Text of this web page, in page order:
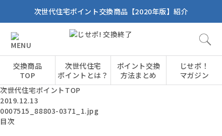
次世代住宅ポイント交換商品【2020年版】紹介
交換商品
TOP
次世代住宅
ポイントとは？
ポイント交換
方法まとめ
じせポ！
マガジン
次世代住宅ポイントTOP
2019.12.13
0007515_88803-0371_1.jpg
目次